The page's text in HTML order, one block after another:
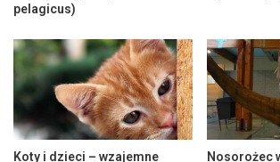
pelagicus)
Koty i dzieci – wzajemne
Nosorożec